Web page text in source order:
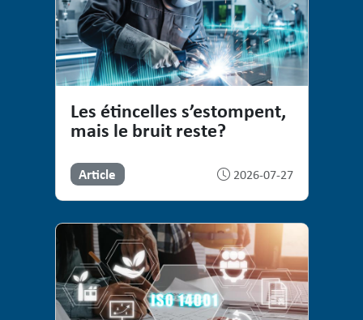
Les étincelles s’estompent,
mais le bruit reste?
Article 2026-07-27